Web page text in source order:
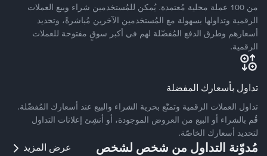
من 100 عملة محلية مُعتمدة. يُمكن للمُستخدمين شراء وبيع العملات
الرقمية وتداولها بسهولة مع المُستخدمين الآخرين مُباشرةً، وتحديد
أسعارهم وطرق الدفع المُفضّلة لهم في أكبر سوقٍ مفتوحة للعملات
الرقمية.
تداول بأسعارك المفضلة
تداول العملات الرقمية وتمتّع بحرية الشراء والبيع عند أسعارك المُفضّلة.
قُم بالشراء أو البيع من العروض الموجودة، أو أنشِئ إعلانات التداول
لتحديد أسعارك الخاصّة.
مُدوّنة التداول من شخص لشخص عرض المزيد